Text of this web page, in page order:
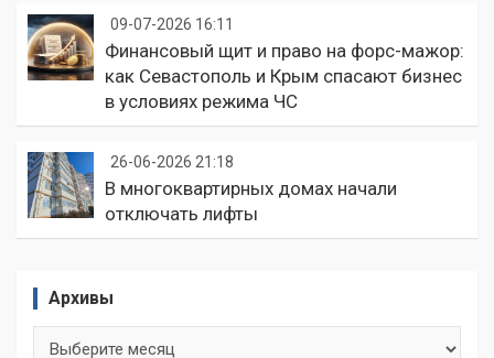
09-07-2026 16:11
Финансовый щит и право на форс-мажор:
как Севастополь и Крым спасают бизнес
в условиях режима ЧС
26-06-2026 21:18
В многоквартирных домах начали
отключать лифты
Архивы